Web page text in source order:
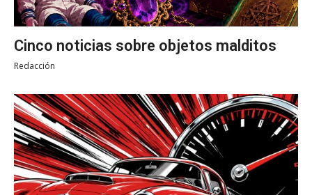
Cinco noticias sobre objetos malditos
Redacción